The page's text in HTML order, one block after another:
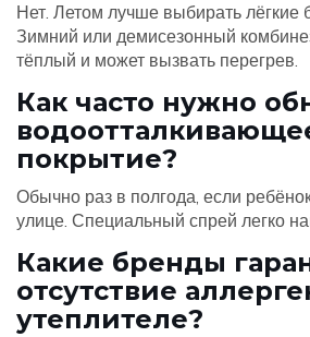
Нет. Летом лучше выбирать лёгкие
Зимний или демисезонный
тёплый и может вызвать перегрев.
Как часто нужно
покрытие?
Обычно раз в полгода, если
улице. Специальный спрей легко
Какие бренды
отсутствие
утеплителе?